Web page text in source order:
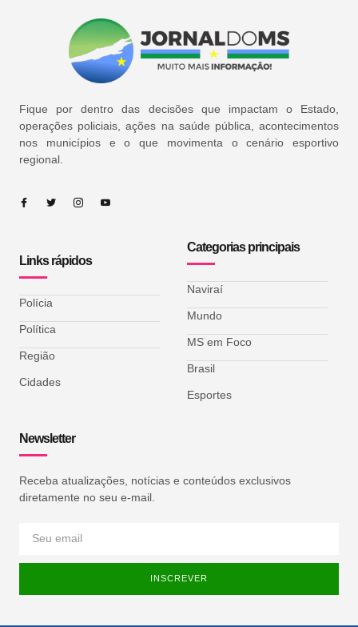
Fique por dentro das decisões que impactam o Estado,
operações policiais, ações na saúde pública, acontecimentos
nos municípios e o que movimenta o cenário esportivo
regional.
Links rápidos
Polícia
Política
Região
Cidades
Categorias principais
Naviraí
Mundo
MS em Foco
Brasil
Esportes
Newsletter
Receba atualizações, notícias e conteúdos exclusivos
diretamente no seu e-mail.
INSCREVER